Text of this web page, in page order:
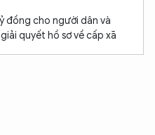
đồng cho người dân và
quyết hồ sơ về cấp xã